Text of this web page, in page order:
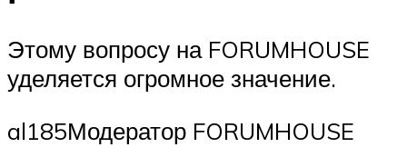
Этому вопросу на FORUMHOUSE
уделяется огромное значение.
al185Модератор FORUMHOUSE